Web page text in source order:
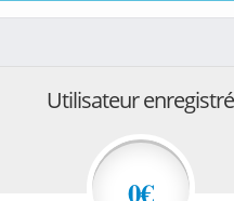
Utilisateur enregistré
0€